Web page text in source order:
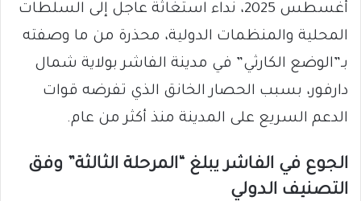
أغسطس 2025، نداء استغاثة عاجل إلى السلطات
المحلية والمنظمات الدولية، محذرة من ما وصفته
بـ”الوضع الكارثي” في مدينة الفاشر بولاية شمال
دارفور، بسبب الحصار الخانق الذي تفرضه قوات
الدعم السريع على المدينة منذ أكثر من عام.
الجوع في الفاشر يبلغ “المرحلة الثالثة” وفق
التصنيف الدولي